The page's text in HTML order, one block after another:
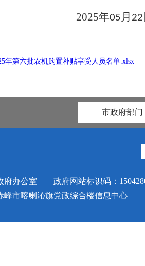
2025年05 月 22
年第六批农机购置补贴享受人员名单.xlsx
市政府部门
府办公室 政府网站标识码：
峰市喀喇沁旗党政综合楼信息中心